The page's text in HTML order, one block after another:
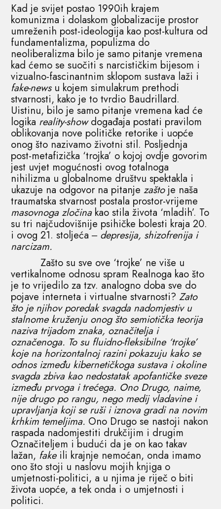
Kad je svijet postao 1990ih krajem
komunizma i dolaskom globalizacije prostor
umreženih post-ideologija kao post-kultura od
fundamentalizma, populizma do
neoliberalizma bilo je samo pitanje vremena
kad ćemo se suočiti s narcističkim bijesom i
vizualno-fascinantnim sklopom sustava laži i
fake-newsu kojem simulakrum prethodi
stvarnosti, kako je to tvrdio Baudrillard.
Uistinu, bilo je samo pitanje vremena kad će
logika reality-showdogađaja postati pravilom
oblikovanja nove političke retorike i uopće
onog što nazivamo životni stil. Posljednja
post-metafizička ‘trojka’ o kojoj ovdje govorim
jest uvjet mogućnosti ovog totalnoga
nihilizma u globalnome društvu spektakla i
ukazuje na odgovor na pitanjezašto je naša
traumatska stvarnost postala prostor-vrijeme
masovnoga zločina kao stila života ‘mladih’. To
su tri najčudovišnije psihičke bolesti kraja 20.
i ovog 21. stoljeća ‒ depresija, shizofrenija i
narcizam.
Zašto su sve ove ‘trojke’ ne više u
vertikalnome odnosu spram Realnoga kao što
je to vrijedilo za tzv. analogno doba sve do
pojave interneta i virtualne stvarnosti?Zato
što je njihov poredak svagda nadomjestiv u
stalnome kruženju onog što semiotička teorija
naziva trijadom znaka, označitelja i
označenoga. To su fluidno-fleksibilne ‘trojke’
koje na horizontalnoj razini pokazuju kako se
odnos između kibernetičkoga sustava i okoline
svagda zbiva kao nedostatak apofantičke sveze
između prvoga i trećega. Ono Drugo, naime,
nije drugo po rangu, nego medij vladavine i
upravljanja koji se ruši i iznova gradi na novim
krhkim temeljima. Ono Drugo se nastoji nakon
raspada nadomjestiti drukčijim i drugim
Označiteljem i budući da je on kao takav
lažan, fake ili krajnje nemoćan, onda imamo
ono što stoji u naslovu mojih knjiga o
umjetnosti-politici, a u njima je riječ o biti
života uopće, a tek onda i o umjetnosti i
politici.